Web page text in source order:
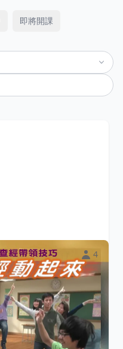
即將開課
4
$500